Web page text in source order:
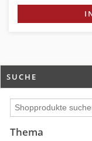
SUCHE
Thema